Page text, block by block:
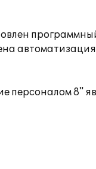
персоналом 8"